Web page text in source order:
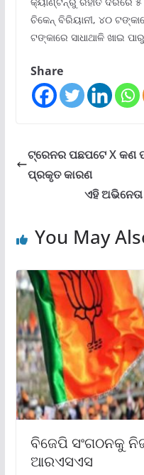
ଚିକେନ୍ ବିରିୟାନୀ, ୪୦
ଟଙ୍କାରେ ସାଧାଥାଳି ଖାଇ
Share
ଟ୍ରେନର ପଛପଟେ X କଣ
ପ୍ରକୃତ କାରଣ
ଏହି
You May
ବିଜେପି ସଂଗଠନକୁ
ଆରଏସଏସ